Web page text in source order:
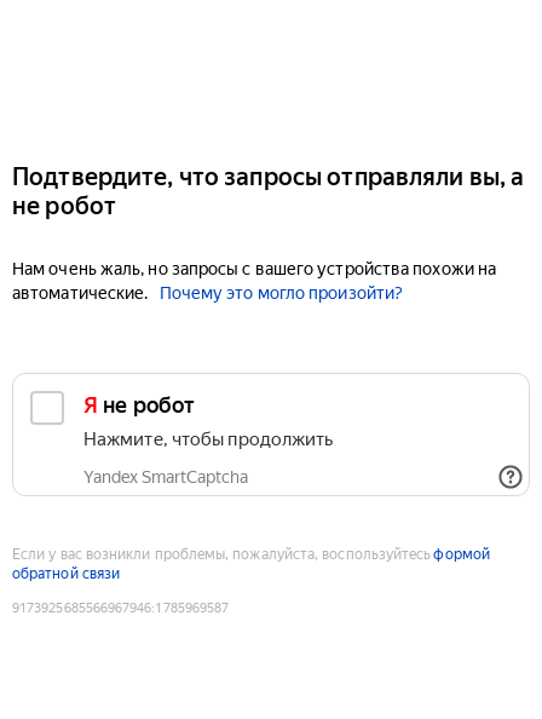
Подтвердите, что запросы отправляли вы, а
не робот
Нам очень жаль, но запросы с вашего устройства похожи на
автоматические.
Почему это могло произойти?
Я не робот
Нажмите, чтобы продолжить
Yandex SmartCaptcha
Если у вас возникли проблемы, пожалуйста, воспользуйтесьформой
обратной связи
9173925685566967946:1785969587